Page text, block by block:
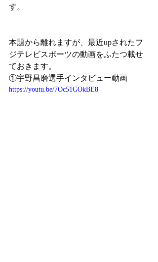
す。
本題から離れますが、最近upされたフ
ジテレビスポーツの動画をふたつ載せ
ておきます。
①宇野昌磨選手インタビュー動画
https://youtu.be/7Oc51GOkBE8